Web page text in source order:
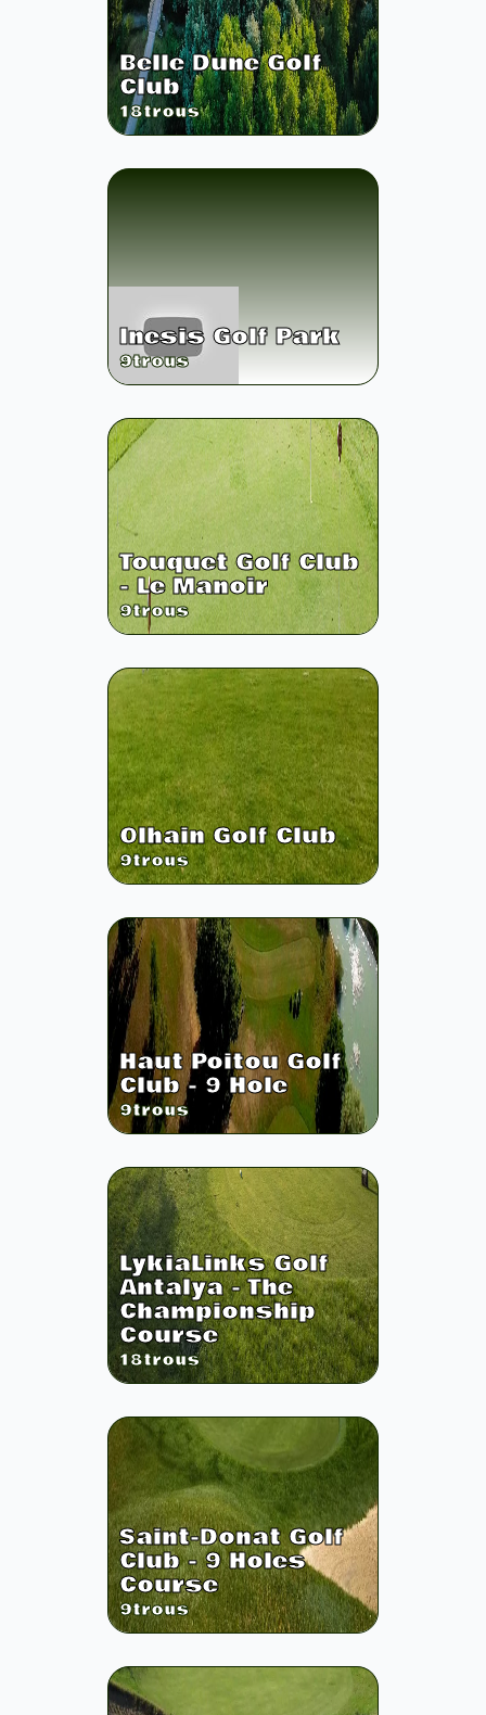
Belle Dune Golf
Club
18trous
Inesis Golf Park
9trous
Touquet Golf Club
- Le Manoir
9trous
Olhain Golf Club
9trous
Haut Poitou Golf
Club - 9 Hole
9trous
LykiaLinks Golf
Antalya - The
Championship
Course
18trous
Saint-Donat Golf
Club - 9 Holes
Course
9trous